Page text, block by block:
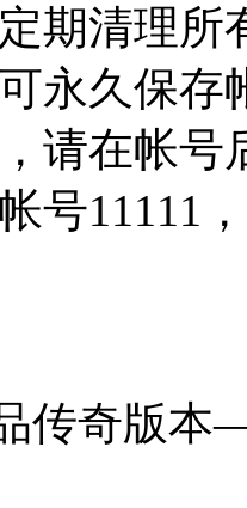
清理所
永久保
请在帐号
号11111
传奇版